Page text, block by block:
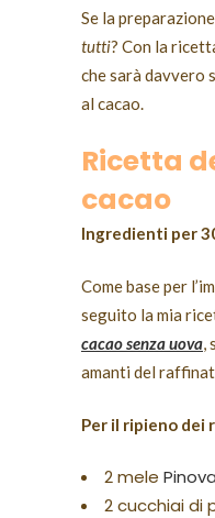
Se la preparazione
tutti? Con la
che sarà davvero
al cacao.
Ricetta
cacao
Ingredienti per
Come base per
seguito la mia
cacao senza uova,
amanti del
Per il ripieno dei
2 mele
2 cucchiai di